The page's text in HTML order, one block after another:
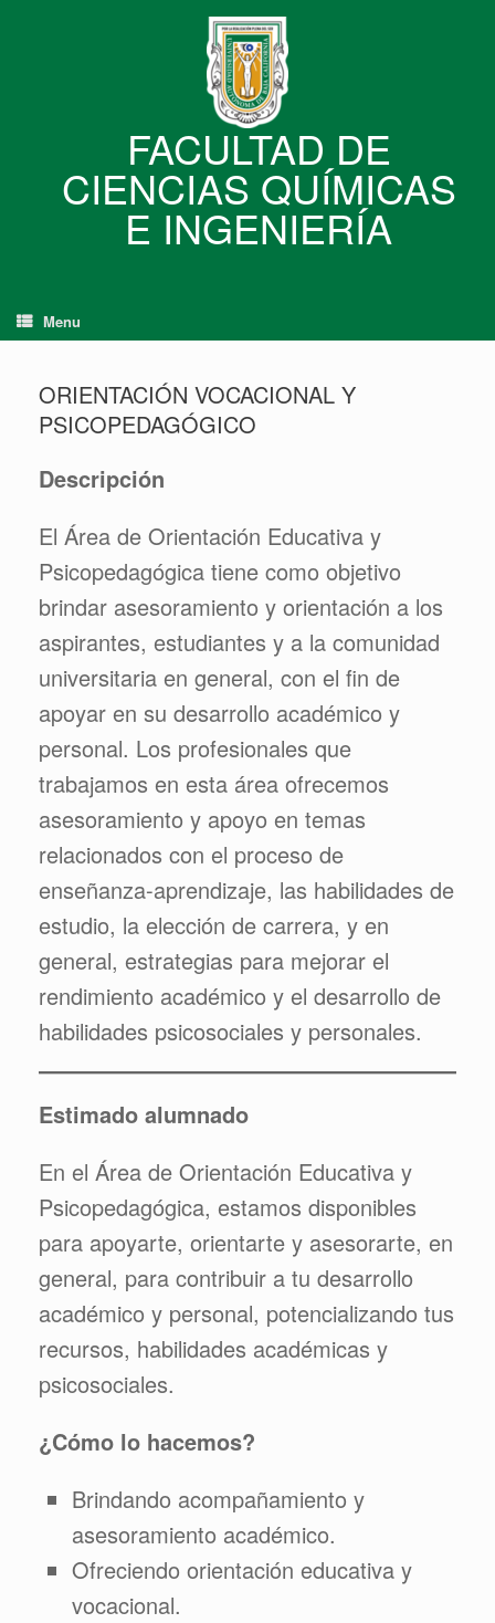
FACULTAD DE
CIENCIAS QUÍMICAS
E INGENIERÍA
Menu
ORIENTACIÓN VOCACIONAL Y
PSICOPEDAGÓGICO
Descripción
El Área de Orientación Educativa y
Psicopedagógica tiene como objetivo
brindar asesoramiento y orientación a los
aspirantes, estudiantes y a la comunidad
universitaria en general, con el fin de
apoyar en su desarrollo académico y
personal. Los profesionales que
trabajamos en esta área ofrecemos
asesoramiento y apoyo en temas
relacionados con el proceso de
enseñanza-aprendizaje, las habilidades de
estudio, la elección de carrera, y en
general, estrategias para mejorar el
rendimiento académico y el desarrollo de
habilidades psicosociales y personales.
Estimado alumnado
En el Área de Orientación Educativa y
Psicopedagógica, estamos disponibles
para apoyarte, orientarte y asesorarte, en
general, para contribuir a tu desarrollo
académico y personal, potencializando tus
recursos, habilidades académicas y
psicosociales.
¿Cómo lo hacemos?
Brindando acompañamiento y
asesoramiento académico.
Ofreciendo orientación educativa y
vocacional.